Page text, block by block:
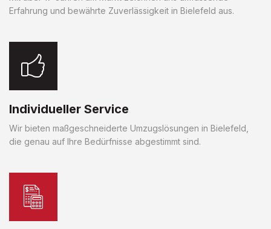
Erfahrung und bewährte Zuverlässigkeit in Bielefeld aus.
Individueller Service
Wir bieten maßgeschneiderte Umzugslösungen in Bielefeld,
die genau auf Ihre Bedürfnisse abgestimmt sind.